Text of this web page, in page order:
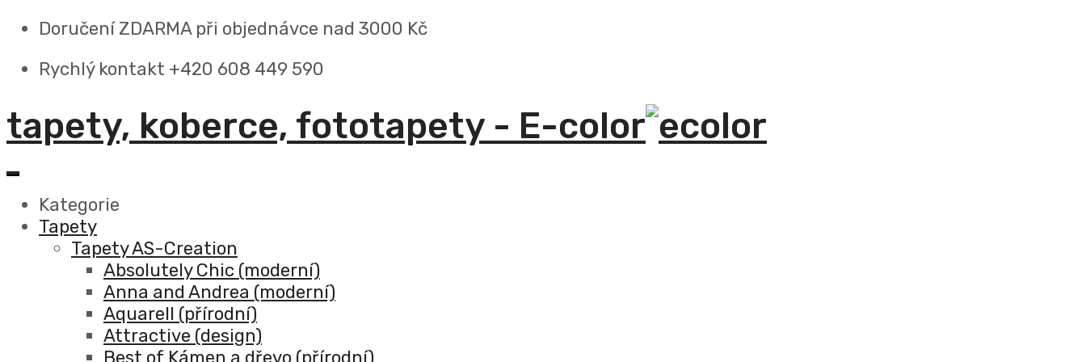
Doručení ZDARMA při objednávce nad 3000 Kč
Rychlý kontakt +420 608 449 590
tapety, koberce, fototapety - E-color
Kategorie
Tapety
Tapety AS-Creation
Absolutely Chic (moderní)
Anna and Andrea (moderní)
Aquarell (přírodní)
Attractive (design)